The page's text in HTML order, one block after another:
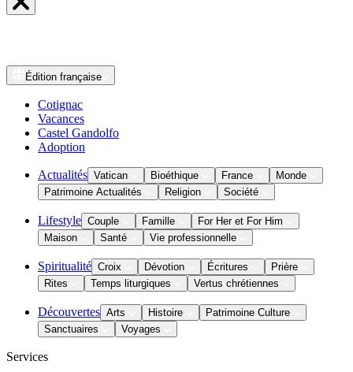
Édition française
Cotignac
Vacances
Castel Gandolfo
Adoption
Actualités Vatican Bioéthique France
Monde
Patrimoine Actualités
Religion Société
Lifestyle Couple Famille
For Her et For Him
Maison
Santé Vie professionnelle
Spiritualité Croix Dévotion Écritures
Prière
Rites
Temps liturgiques Vertus chrétiennes
Découvertes Arts Histoire
Patrimoine Culture
Sanctuaires
Voyages
Services